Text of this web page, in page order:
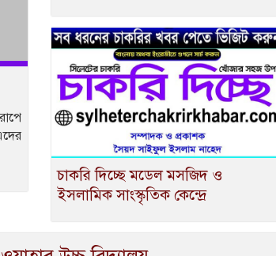
চাকরি দিচ্ছে মডেল মসজিদ ও
ইসলামিক সাংস্কৃতিক কেন্দ্রে